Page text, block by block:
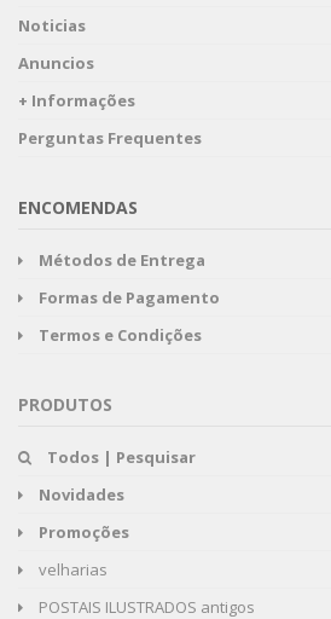
Noticias
Anuncios
+ Informações
Perguntas Frequentes
ENCOMENDAS
Métodos de Entrega
Formas de Pagamento
Termos e Condições
PRODUTOS
Todos | Pesquisar
Novidades
Promoções
velharias
POSTAIS ILUSTRADOS antigos